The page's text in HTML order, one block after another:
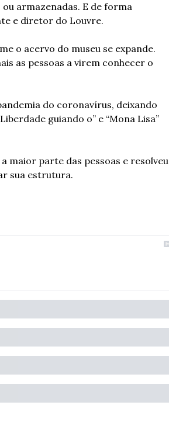
armazenadas. E de forma
e diretor do Louvre.
o acervo do museu se expande.
as pessoas a virem conhecer o
do coronavírus, deixando
guiando o” e “Mona Lisa”
maior parte das pessoas e resolveu
sua estrutura.